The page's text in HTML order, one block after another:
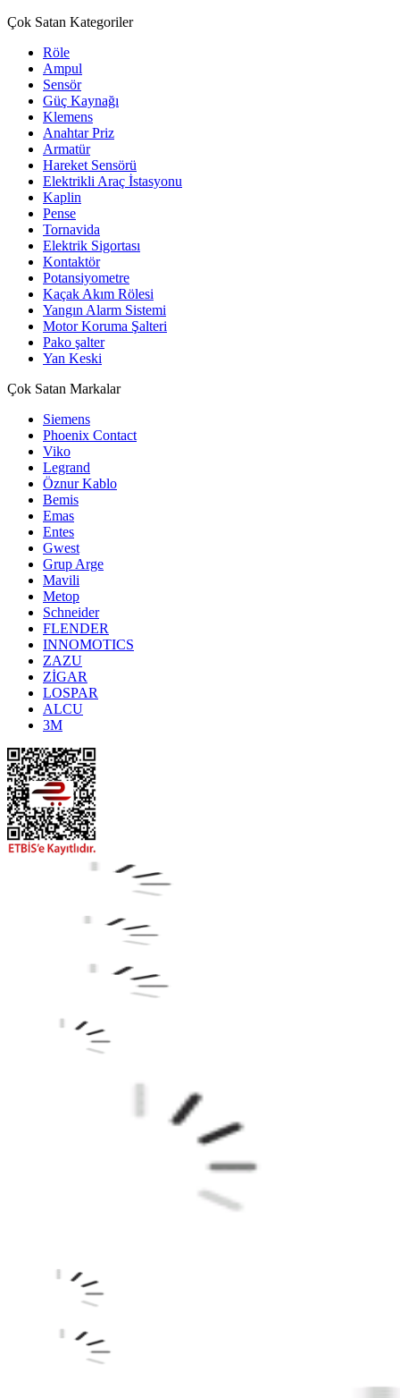
Çok Satan Kategoriler
Röle
Ampul
Sensör
Güç Kaynağı
Klemens
Anahtar Priz
Armatür
Hareket Sensörü
Elektrikli Araç İstasyonu
Kaplin
Pense
Tornavida
Elektrik Sigortası
Kontaktör
Potansiyometre
Kaçak Akım Rölesi
Yangın Alarm Sistemi
Motor Koruma Şalteri
Pako şalter
Yan Keski
Çok Satan Markalar
Siemens
Phoenix Contact
Viko
Legrand
Öznur Kablo
Bemis
Emas
Entes
Gwest
Grup Arge
Mavili
Metop
Schneider
FLENDER
INNOMOTICS
ZAZU
ZİGAR
LOSPAR
ALCU
3M